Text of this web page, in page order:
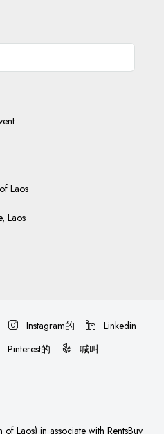
Laos
Laos
Instagram的
Linkedin
Pinterest的 喊叫
of Laos) in associate with RentsBuy